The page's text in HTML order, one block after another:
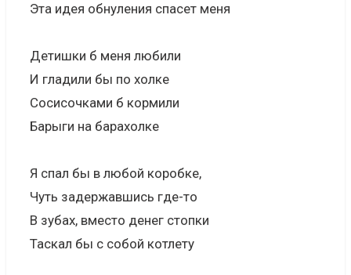
Эта идея обнуления спасет меня
Детишки б меня любили
И гладили бы по холке
Сосисочками б кормили
Барыги на барахолке
Я спал бы в любой коробке,
Чуть задержавшись где-то
В зубах, вместо денег стопки
Таскал бы с собой котлету